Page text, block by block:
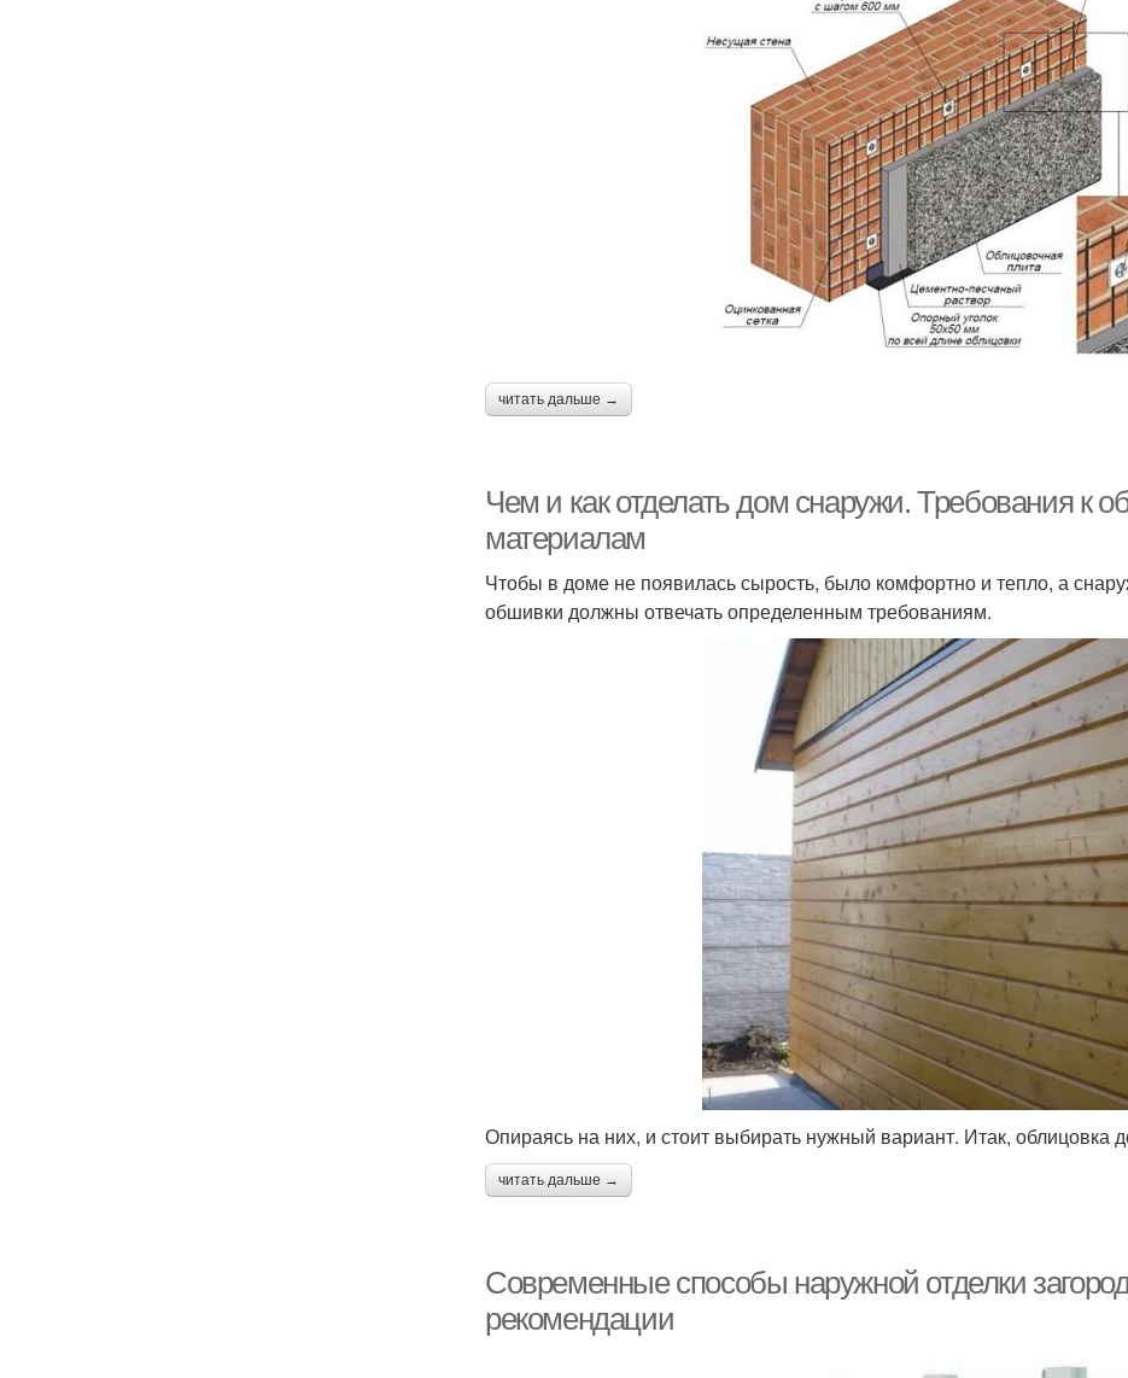
читать дальше →
Чем и как отделать дом снаружи. Требования к
материалам
Чтобы в доме не появилась сырость, было комфортно и тепло, а
обшивки должны отвечать определенным требованиям.
Опираясь на них, и стоит выбирать нужный вариант. Итак,
читать дальше →
Современные способы наружной отделки
рекомендации